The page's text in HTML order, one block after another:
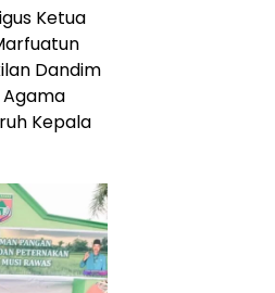
Ketua
Dandim
Agama
Kepala